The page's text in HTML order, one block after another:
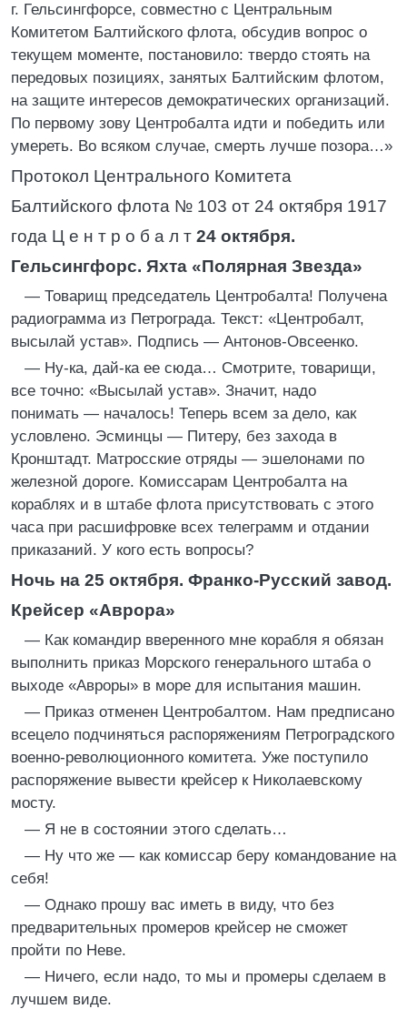
г. Гельсингфорсе, совместно с Центральным
Комитетом Балтийского флота, обсудив вопрос о
текущем моменте, постановило: твердо стоять на
передовых позициях, занятых Балтийским флотом,
на защите интересов демократических организаций.
По первому зову Центробалта идти и победить или
умереть. Во всяком случае, смерть лучше позора…»
Протокол Центрального Комитета
Балтийского флота № 103 от 24 октября 1917
года Ц е н т р о б а л т 24 октября.
Гельсингфорс. Яхта «Полярная Звезда»
— Товарищ председатель Центробалта! Получена
радиограмма из Петрограда. Текст: «Центробалт,
высылай устав». Подпись — Антонов-Овсеенко.
— Ну-ка, дай-ка ее сюда… Смотрите, товарищи,
все точно: «Высылай устав». Значит, надо
понимать — началось! Теперь всем за дело, как
условлено. Эсминцы — Питеру, без захода в
Кронштадт. Матросские отряды — эшелонами по
железной дороге. Комиссарам Центробалта на
кораблях и в штабе флота присутствовать с этого
часа при расшифровке всех телеграмм и отдании
приказаний. У кого есть вопросы?
Ночь на 25 октября. Франко-Русский завод.
Крейсер «Аврора»
— Как командир вверенного мне корабля я обязан
выполнить приказ Морского генерального штаба о
выходе «Авроры» в море для испытания машин.
— Приказ отменен Центробалтом. Нам предписано
всецело подчиняться распоряжениям Петроградского
военно-революционного комитета. Уже поступило
распоряжение вывести крейсер к Николаевскому
мосту.
— Я не в состоянии этого сделать…
— Ну что же — как комиссар беру командование на
себя!
— Однако прошу вас иметь в виду, что без
предварительных промеров крейсер не сможет
пройти по Неве.
— Ничего, если надо, то мы и промеры сделаем в
лучшем виде.